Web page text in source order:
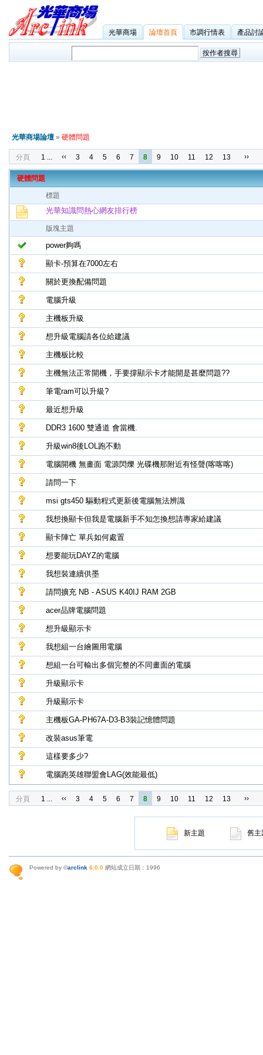
光華商場 論壇首頁 市調行情表 產品討
光華商場論壇 » 硬體問題
分頁 1 ... ‹‹ 3 4 5 6 7 8 9 10 11 12 13 ››
硬體問題
標題
光華知識問熱心網友排行榜
版塊主題
power夠嗎
顯卡-預算在7000左右
關於更換配備問題
電腦升級
主機板升級
想升級電腦請各位給建議
主機板比較
主機無法正常開機，手要撐顯示卡才能開是甚麼問題??
筆電ram可以升級?
最近想升級
DDR3 1600 雙通道 會當機.
升級win8後LOL跑不動
電腦開機 無畫面 電源閃爍 光碟機那附近有怪聲(喀喀喀)
請問一下
msi gts450 驅動程式更新後電腦無法辨識
我想換顯卡但我是電腦新手不知怎換想請專家給建議
顯卡陣亡 單兵如何處置
想要能玩DAYZ的電腦
我想裝連續供墨
請問擴充 NB - ASUS K40IJ RAM 2GB
acer品牌電腦問題
想升級顯示卡
我想組一台繪圖用電腦
想組一台可輸出多個完整的不同畫面的電腦
升級顯示卡
升級顯示卡
主機板GA-PH67A-D3-B3裝記憶體問題
改裝asus筆電
這樣要多少?
電腦跑英雄聯盟會LAG(效能最低)
分頁 1 ... ‹‹ 3 4 5 6 7 8 9 10 11 12 13 ››
新主題 舊主
Powered by ©arclink 6.0.0 網站成立日期：1996